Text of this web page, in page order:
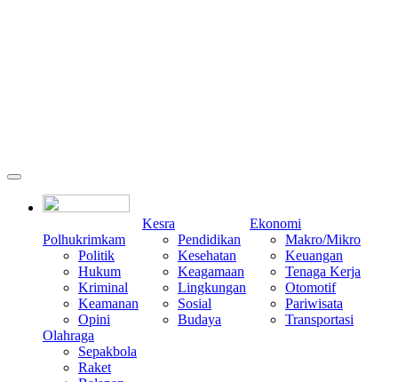
Polhukrimkam
Politik
Hukum
Kriminal
Keamanan
Opini
Kesra
Pendidikan
Kesehatan
Keagamaan
Lingkungan
Sosial
Budaya
Ekonomi
Makro/Mikro
Keuangan
Tenaga Kerja
Otomotif
Pariwisata
Transportasi
Olahraga
Sepakbola
Raket